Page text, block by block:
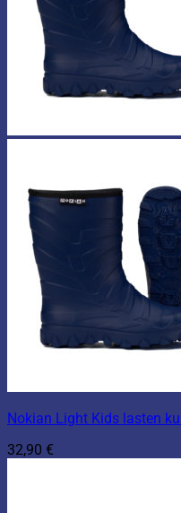
Nokian Light Kids lasten
32,90 €